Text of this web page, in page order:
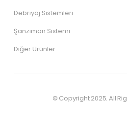
Debriyaj Sistemleri
Şanzıman Sistemi
Diğer Ürünler
© Copyright 2025. All